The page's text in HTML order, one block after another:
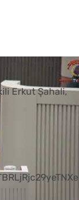
vardır
Erkut Şahali,